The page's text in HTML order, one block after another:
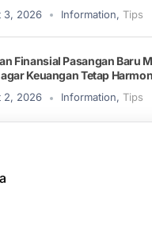
3, 2026 Information, Tips
Finansial Pasangan Baru
Keuangan Tetap
2, 2026 Information, Tips